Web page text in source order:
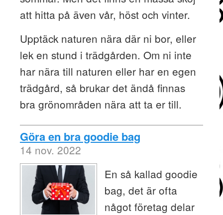
att hitta på även vår, höst och vinter.
Upptäck naturen nära där ni bor, eller
lek en stund i trädgården. Om ni inte
har nära till naturen eller har en egen
trädgård, så brukar det ändå finnas
bra grönområden nära att ta er till.
Göra en bra goodie bag
14 nov. 2022
En så kallad goodie
bag, det är ofta
något företag delar